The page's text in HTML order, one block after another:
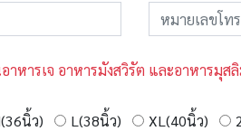
หารเจ อาหารมังสวิรัต และอาหารมุ
นิ้ว) L(38นิ้ว) XL(40นิ้ว)